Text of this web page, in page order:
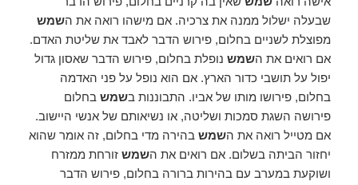
שבעלה ישלול ממנה את צרכיה. אם מישהו רואה את השמש
מפוצלת לשניים בחלום, פירוש הדבר לאבד את שליטת האדם.
אם רואים את השמש נופלת בחלום, פירוש הדבר שאסון גדול
יפול על תושבי כדור הארץ. אם הוא נופל על פני האדמה
בחלום, פירושו מותו של אביו. התבוננות בשמש בחלום
פירושה השגת סמכות ושליטה, או נשיאותם של אנשי היישוב.
אם מטייל רואה את השמש בהירה מדי בחלום, זה אומר שהוא
יחזור הביתה בשלום. אם רואים את השמש זורחת ממזרח
ושוקעת במערב עם בהירות ברורה בחלום, פירוש הדבר